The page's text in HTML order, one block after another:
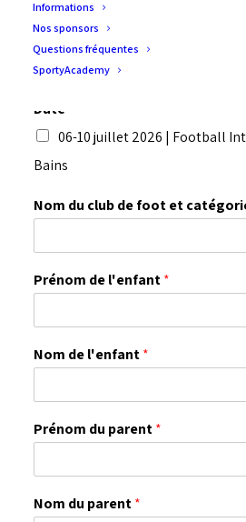
Informations
Nos sponsors
Questions fréquentes
SportyAcademy
possibles pour les camps
Les inscriptions sont
Date
06-10 juillet 2026 | Football
Bains
Nom du club de foot et
Prénom de l'enfant*
Nom de l'enfant*
Prénom du parent*
Nom du parent*